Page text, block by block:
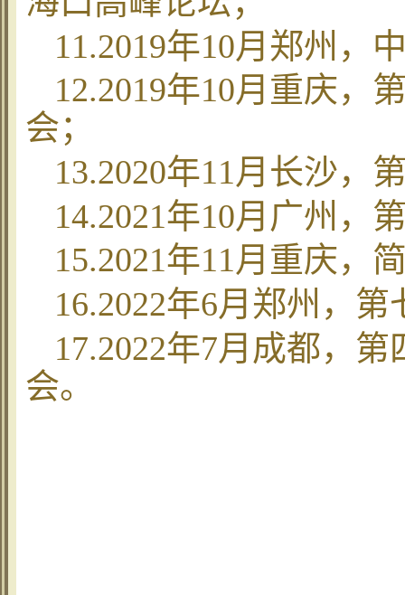
11.2019年10月郑州，
12.2019年10月重庆，
会；
13.2020年11月长沙，
14.2021年10月广州，
15.2021年11月重庆，
16.2022年6月郑州，第
17.2022年7月成都，第
会。